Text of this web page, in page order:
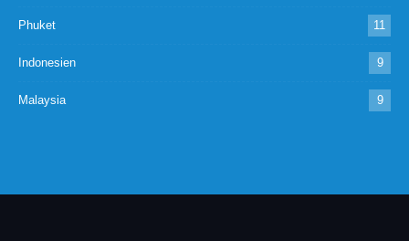
Phuket 11
Indonesien 9
Malaysia 9